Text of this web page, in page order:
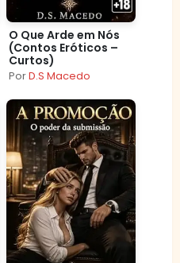
O Que Arde em Nós
(Contos Eróticos –
Curtos)
PorD.S Macedo